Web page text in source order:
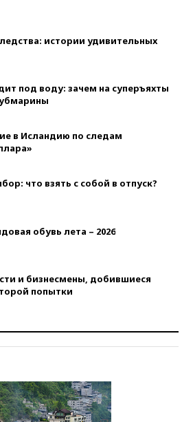
истории удивительных
под воду: зачем на суперъяхты
в Исландию по следам
что взять с собой в отпуск?
обувь лета – 2026
и бизнесмены, добившиеся
попытки